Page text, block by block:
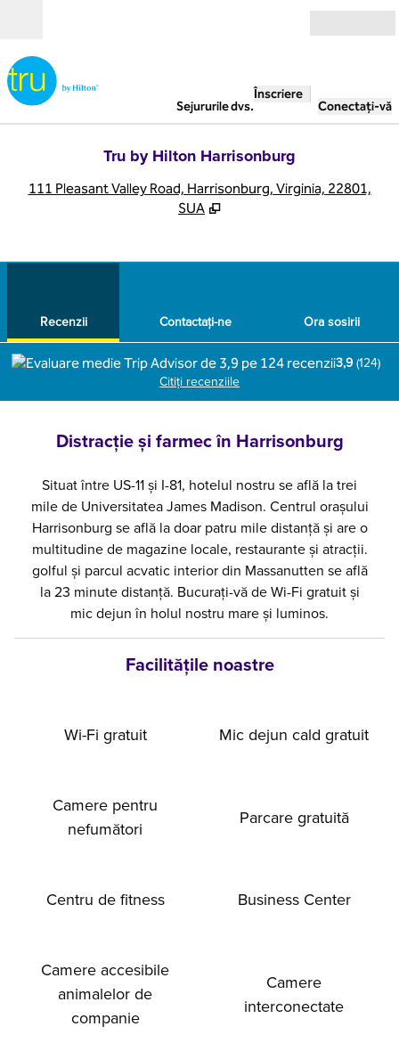
Sejururile dvs.
Înscriere
Conectați-vă
Tru by Hilton Harrisonburg
111 Pleasant Valley Road, Harrisonburg, Virginia, 22801,
SUA
Recenzii Contactaţi-ne Ora sosirii
3,9 (124)
Citiți recenziile
Distracție și farmec în Harrisonburg
Situat între US-11 și I-81, hotelul nostru se află la trei
mile de Universitatea James Madison. Centrul orașului
Harrisonburg se află la doar patru mile distanță și are o
multitudine de magazine locale, restaurante și atracții.
golful și parcul acvatic interior din Massanutten se află
la 23 minute distanță. Bucurați-vă de Wi-Fi gratuit și
mic dejun în holul nostru mare și luminos.
Facilităţile noastre
Wi-Fi gratuit Mic dejun cald gratuit
Camere pentru
nefumători
Parcare gratuită
Centru de fitness Business Center
Camere accesibile
animalelor de
companie
Camere
interconectate